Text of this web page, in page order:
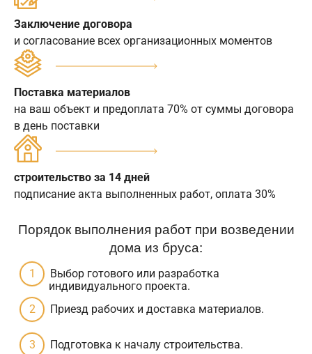
Заключение договора
и согласование всех организационных моментов
Поставка материалов
на ваш объект и предоплата 70% от суммы договора
в день поставки
строительство за 14 дней
подписание акта выполненных работ, оплата 30%
Порядок выполнения работ при возведении
дома из бруса:
Выбор готового или разработка
индивидуального проекта.
Приезд рабочих и доставка материалов.
Подготовка к началу строительства.